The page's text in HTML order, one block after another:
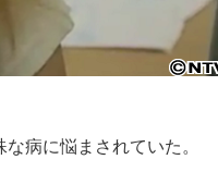
病に悩まされていた。